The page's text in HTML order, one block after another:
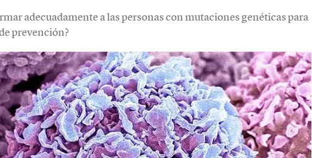
adecuadamente a las personas con mutaciones genéticas para
prevención?